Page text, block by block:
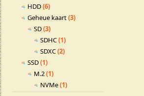
HDD(6)
Geheue kaart(3)
SD(3)
SDHC(1)
SDXC(2)
SSD(1)
M.2(1)
NVMe(1)